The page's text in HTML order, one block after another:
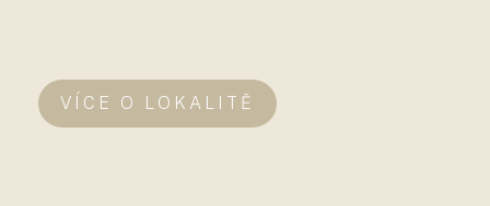
VÍCE O LOKALITĚ